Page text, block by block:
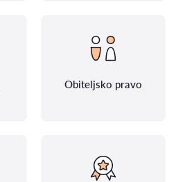
Obiteljsko pravo